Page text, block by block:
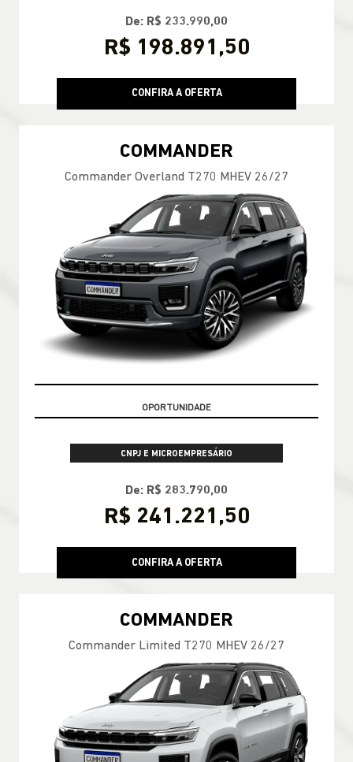
De: R$ 233.990,00
R$ 198.891,50
CONFIRA A OFERTA
COMMANDER
Commander Overland T270 MHEV 26/27
CNPJ E MICROEMPRESÁRIO
De: R$ 283.790,00
R$ 241.221,50
CONFIRA A OFERTA
COMMANDER
Commander Limited T270 MHEV 26/27